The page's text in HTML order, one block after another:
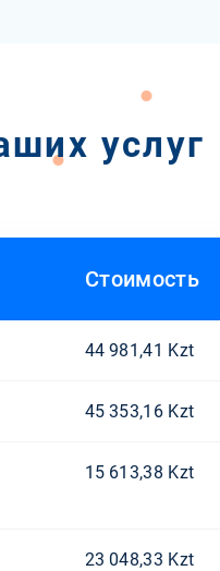
услуг
Стоимость
44 981,41 Kzt
45 353,16 Kzt
15 613,38 Kzt
23 048,33 Kzt